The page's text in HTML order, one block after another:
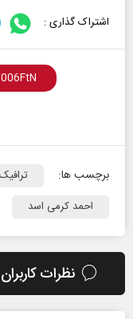
اشتراک گذاری :
برچسب ها:
احمد کرمی اسد
نظرات کاربران